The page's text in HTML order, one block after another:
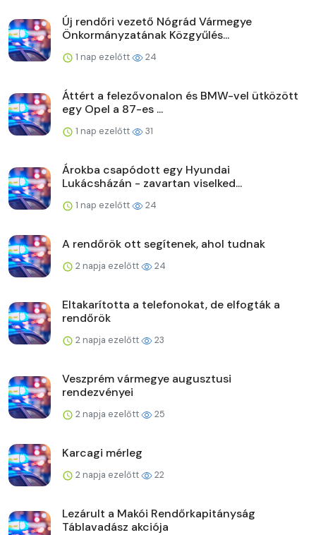
Új rendőri vezető Nógrád Vármegye
Önkormányzatának Közgyűlés...
1 nap ezelőtt 24
Áttért a felezővonalon és BMW-vel ütközött
egy Opel a 87-es ...
1 nap ezelőtt 31
Árokba csapódott egy Hyundai
Lukácsházán - zavartan viselked...
1 nap ezelőtt 24
A rendőrök ott segítenek, ahol tudnak
2 napja ezelőtt 24
Eltakarította a telefonokat, de elfogták a
rendőrök
2 napja ezelőtt 23
Veszprém vármegye augusztusi
rendezvényei
2 napja ezelőtt 25
Karcagi mérleg
2 napja ezelőtt 22
Lezárult a Makói Rendőrkapitányság
Táblavadász akciója